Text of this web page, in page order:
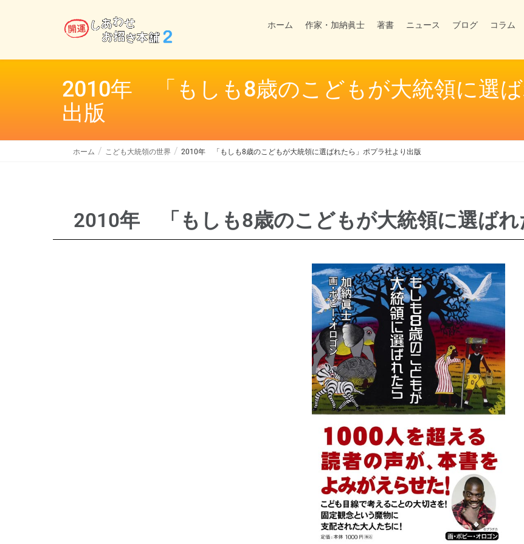
ホーム 作家・加納眞士 著書 ニュース ブログ コラム
2010年 「もしも8歳のこどもが大統領に選
出版
ホーム こども大統領の世界 2010年 「もしも8歳のこどもが大統領に選ばれたら」ポプラ社より出版
2010年 「もしも8歳のこどもが大統領に選ばれ